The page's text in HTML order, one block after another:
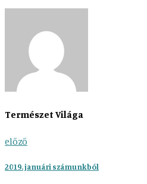
Természet Világa
előző
2019. januári számunkból